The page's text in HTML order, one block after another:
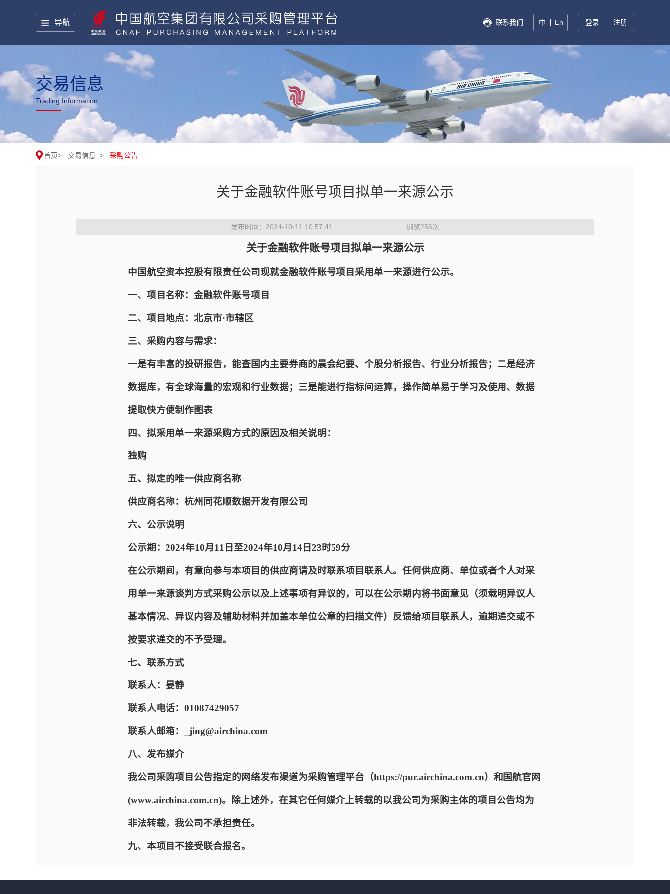
导航 联系我们 中 En 登录 注册
交易信息
Trading Information
首页> 交易信息 > 采购公告
关于金融软件账号项目拟单一来源公示
发布时间：2024-10-11 10:57:41 浏览256次
关于金融软件账号项目拟单一来源公示
中国航空资本控股有限责任公司现就金融软件账号项目采用单一来源进行公示。
一、项目名称：金融软件账号项目
二、项目地点：北京市·市辖区
三、采购内容与需求：
一是有丰富的投研报告，能查国内主要券商的晨会纪要、个股分析报告、行业分析报告；二是经济
数据库，有全球海量的宏观和行业数据；三是能进行指标间运算，操作简单易于学习及使用、数据
提取快方便制作图表
四、拟采用单一来源采购方式的原因及相关说明：
独购
五、拟定的唯一供应商名称
供应商名称：杭州同花顺数据开发有限公司
六、公示说明
公示期：2024年10月11日至2024年10月14日23时59分
在公示期间，有意向参与本项目的供应商请及时联系项目联系人。任何供应商、单位或者个人对采
用单一来源谈判方式采购公示以及上述事项有异议的，可以在公示期内将书面意见（须载明异议人
基本情况、异议内容及辅助材料并加盖本单位公章的扫描文件）反馈给项目联系人，逾期递交或不
按要求递交的不予受理。
七、联系方式
联系人：晏静
联系人电话：01087429057
联系人邮箱：_jing@airchina.com
八、发布媒介
我公司采购项目公告指定的网络发布渠道为采购管理平台（https://pur.airchina.com.cn）和国航官网
(www.airchina.com.cn)。除上述外，在其它任何媒介上转载的以我公司为采购主体的项目公告均为
非法转载，我公司不承担责任。
九、本项目不接受联合报名。